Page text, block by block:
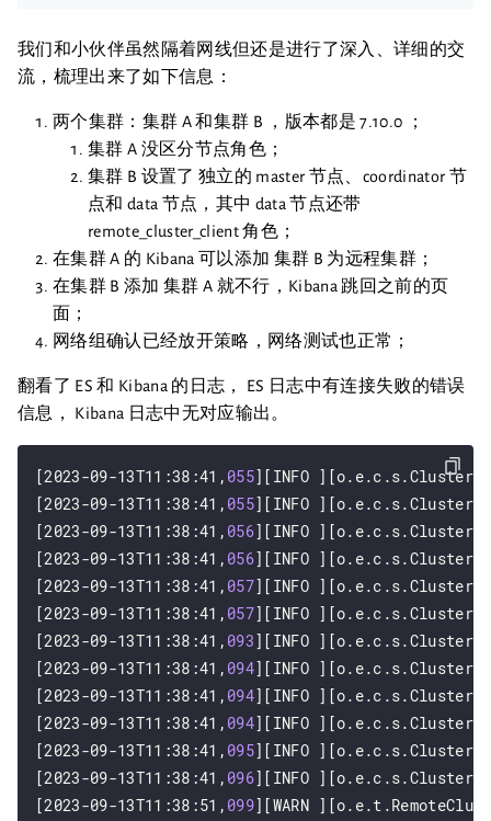
我们和小伙伴虽然隔着网线但还是进行了深入、详细的交
流，梳理出来了如下信息：
两个集群：集群 A 和集群 B ，版本都是 7.10.0 ；
集群 A 没区分节点角色；
集群 B 设置了 独立的 master 节点、coordinator 节
点和 data 节点，其中 data 节点还带
remote_cluster_client 角色；
在集群 A 的 Kibana 可以添加 集群 B 为远程集群；
在集群 B 添加 集群 A 就不行，Kibana 跳回之前的页
面；
网络组确认已经放开策略，网络测试也正常；
翻看了 ES 和 Kibana 的日志， ES 日志中有连接失败的错误
信息， Kibana 日志中无对应输出。
[2023-09-13T11:38:41, 055][INFO
[2023-09-13T11:38:41, 055][INFO
[2023-09-13T11:38:41, 056][INFO
[2023-09-13T11:38:41, 056][INFO
[2023-09-13T11:38:41, 057][INFO
[2023-09-13T11:38:41, 057][INFO
[2023-09-13T11:38:41, 093][INFO
[2023-09-13T11:38:41, 094][INFO
[2023-09-13T11:38:41, 094][INFO
[2023-09-13T11:38:41, 094][INFO
[2023-09-13T11:38:41, 095][INFO
[2023-09-13T11:38:41, 096][INFO
[2023-09-13T11:38:51, 099][WARN